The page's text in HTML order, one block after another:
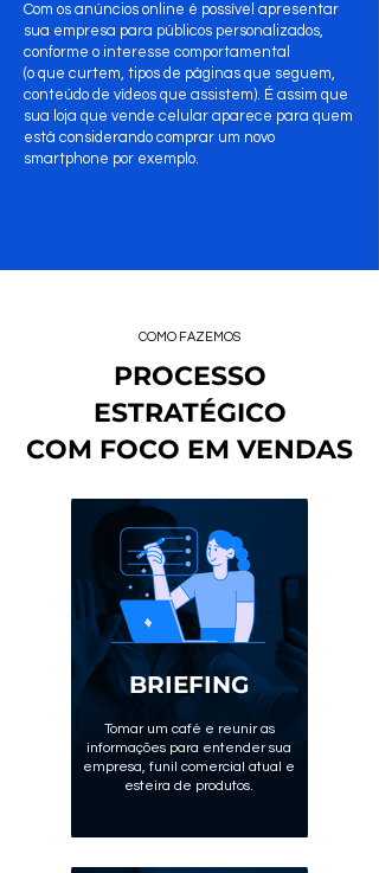
Com os anúncios online é possível apresentar
sua empresa para públicos personalizados,
conforme o interesse comportamental
(o que curtem, tipos de páginas que seguem,
conteúdo de vídeos que assistem). É assim que
sua loja que vende celular aparece para quem
está considerando comprar um novo
smartphone por exemplo.
COMO FAZEMOS
PROCESSO
ESTRATÉGICO
COM FOCO EM VENDAS
BRIEFING
Tomar um café e reunir as
informações para entender sua
empresa, funil comercial atual e
esteira de produtos.